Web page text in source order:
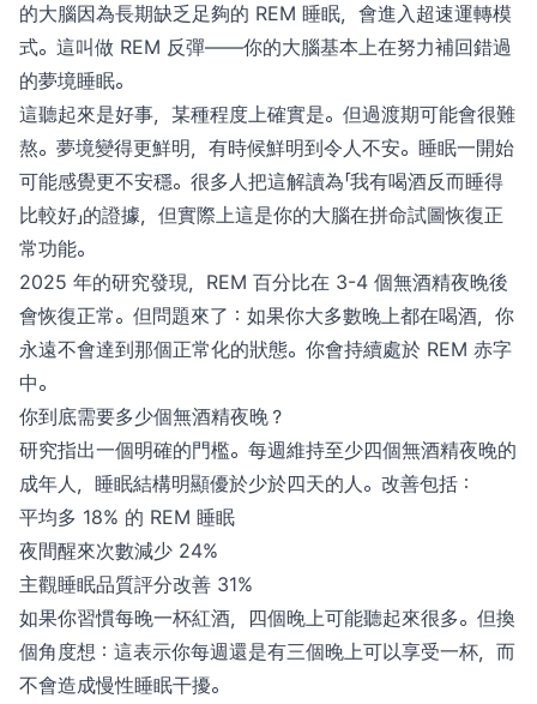
的大腦因為長期缺乏足夠的 REM 睡眠，會進入超速運轉模
式。這叫做 REM 反彈——你的大腦基本上在努力補回錯過
的夢境睡眠。
這聽起來是好事，某種程度上確實是。但過渡期可能會很難
熬。夢境變得更鮮明，有時候鮮明到令人不安。睡眠一開始
可能感覺更不安穩。很多人把這解讀為「我有喝酒反而睡得
比較好」的證據，但實際上這是你的大腦在拼命試圖恢復正
常功能。
2025 年的研究發現，REM 百分比在 3-4 個無酒精夜晚後
會恢復正常。但問題來了：如果你大多數晚上都在喝酒，你
永遠不會達到那個正常化的狀態。你會持續處於 REM 赤字
中。
你到底需要多少個無酒精夜晚？
研究指出一個明確的門檻。每週維持至少四個無酒精夜晚的
成年人，睡眠結構明顯優於少於四天的人。改善包括：
平均多 18% 的 REM 睡眠
夜間醒來次數減少 24%
主觀睡眠品質評分改善 31%
如果你習慣每晚一杯紅酒，四個晚上可能聽起來很多。但換
個角度想：這表示你每週還是有三個晚上可以享受一杯，而
不會造成慢性睡眠干擾。